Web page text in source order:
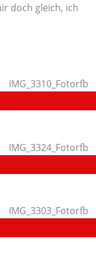
doch gleich, ich